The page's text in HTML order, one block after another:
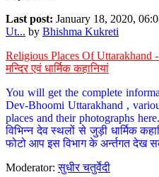
Last post: January 18, 2020,
Ut... by Bhishma Kukreti
Religious Places Of Uttarakhand
मन्दिर एवं धार्मिक कहानियां
You will get the complete
Dev-Bhoomi Uttarakhand ,
places and their photographs
विभिन्न देव स्थलों से जुड़ी धार्मिक
फोटो आप इस विभाग के अर्न्तगत देख
Moderator:सुधीर चतुर्वेदी